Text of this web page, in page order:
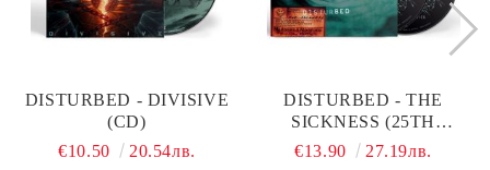
DISTURBED - DIVISIVE
(CD)
€10.50
20.54лв.
DISTURBED - THE
SICKNESS (25TH
ANNIVERSARY
€13.90 27.19лв.